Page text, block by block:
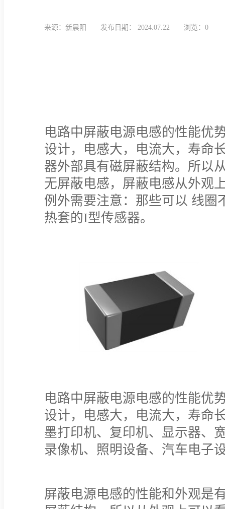
来源：新晨阳 发布日期： 2024.07.22 浏览：0
电路中屏蔽电源电感的性能优
设计，电感大，电流大，寿命
器外部具有磁屏蔽结构。所以
无屏蔽电感，屏蔽电感从外观
例外需要注意：那些可以 线圈
热套的I型传感器。
电路中屏蔽电源电感的性能优
设计，电感大，电流大，寿命
墨打印机、复印机、显示器、
录像机、照明设备、汽车电子
屏蔽电源电感的性能和外观是